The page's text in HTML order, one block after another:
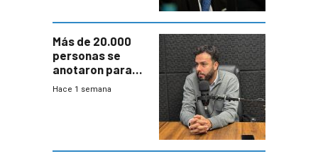
Más de 20.000
personas se
anotaron para
las pruebas
Hace 1 semana